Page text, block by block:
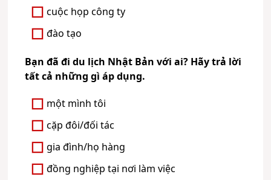
cuộc họp công ty
đào tạo
Bạn đã đi du lịch Nhật Bản với ai? Hãy trả lời
tất cả những gì áp dụng.
một mình tôi
cặp đôi/đối tác
gia đình/họ hàng
đồng nghiệp tại nơi làm việc